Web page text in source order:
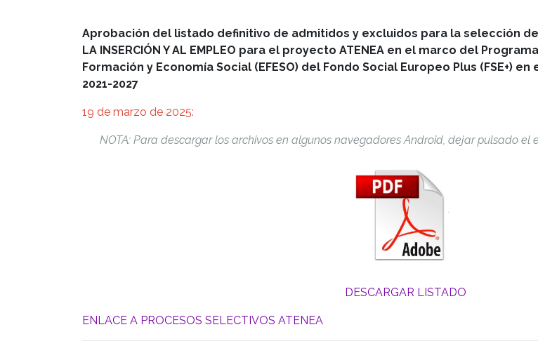
Aprobación del listado definitivo de admitidos y excluidos para la selección de
LA INSERCIÓN Y AL EMPLEO para el proyecto ATENEA en el marco del
Formación y Economía Social (EFESO) del Fondo Social Europeo Plus (FSE+)
2021-2027
19 de marzo de 2025:
NOTA: Para descargar los archivos en algunos navegadores Android, dejar pulsado el
DESCARGAR LISTADO
ENLACE A PROCESOS SELECTIVOS ATENEA